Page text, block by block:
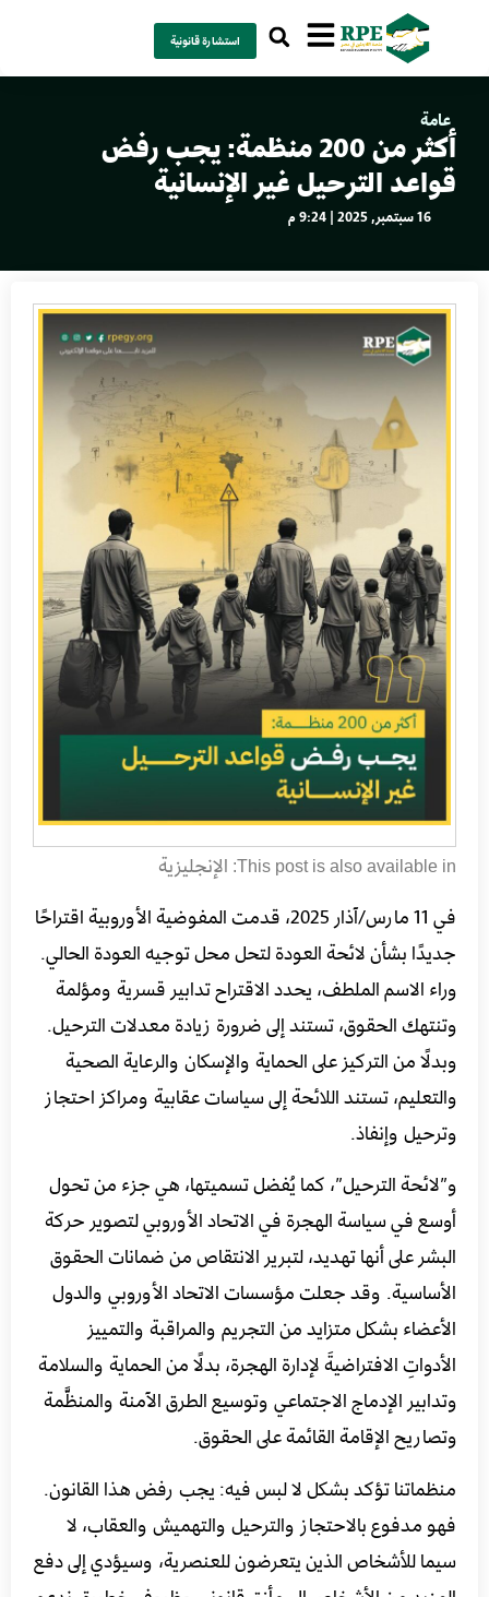
استشارة قانونية
عامة
أكثر من 200 منظمة: يجب رفض
قواعد الترحيل غير الإنسانية
16 سبتمبر, 2025 | 9:24 م
This post is also available in: الإنجليزية
في 11 مارس/آذار 2025، قدمت المفوضية الأوروبية اقتراحًا
جديدًا بشأن لائحة العودة لتحل محل توجيه العودة الحالي.
وراء الاسم الملطف، يحدد الاقتراح تدابير قسرية ومؤلمة
وتنتهك الحقوق، تستند إلى ضرورة زيادة معدلات الترحيل.
وبدلًا من التركيز على الحماية والإسكان والرعاية الصحية
والتعليم، تستند اللائحة إلى سياسات عقابية ومراكز احتجاز
وترحيل وإنفاذ.
و”لائحة الترحيل”، كما يُفضل تسميتها، هي جزء من تحول
أوسع في سياسة الهجرة في الاتحاد الأوروبي لتصوير حركة
البشر على أنها تهديد، لتبرير الانتقاص من ضمانات الحقوق
الأساسية. وقد جعلت مؤسسات الاتحاد الأوروبي والدول
الأعضاء بشكل متزايد من التجريم والمراقبة والتمييز
الأدواتِ الافتراضيةَ لإدارة الهجرة، بدلًا من الحماية والسلامة
وتدابير الإدماج الاجتماعي وتوسيع الطرق الآمنة والمنظَّمة
وتصاريح الإقامة القائمة على الحقوق.
منظماتنا تؤكد بشكل لا لبس فيه: يجب رفض هذا القانون.
فهو مدفوع بالاحتجاز والترحيل والتهميش والعقاب، لا
سيما للأشخاص الذين يتعرضون للعنصرية، وسيؤدي إلى دفع